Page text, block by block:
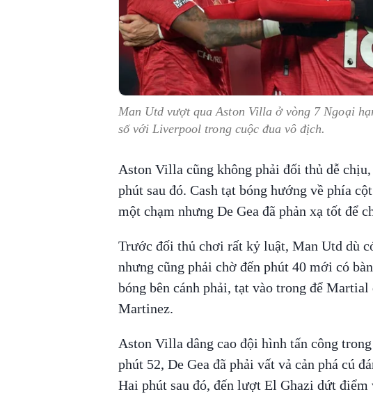
Man Utd vượt qua Aston Villa ở vòng 7 Ngoại
số với Liverpool trong cuộc đua vô địch.
Aston Villa cũng không phải đối thủ dễ
phút sau đó. Cash tạt bóng hướng về phía
một chạm nhưng De Gea đã phản xạ tốt để
Trước đối thủ chơi rất kỷ luật, Man Utd dù
nhưng cũng phải chờ đến phút 40 mới có
bóng bên cánh phải, tạt vào trong để
Martinez.
Aston Villa dâng cao đội hình tấn công
phút 52, De Gea đã phải vất vả cản phá cú
Hai phút sau đó, đến lượt El Ghazi dứt điểm